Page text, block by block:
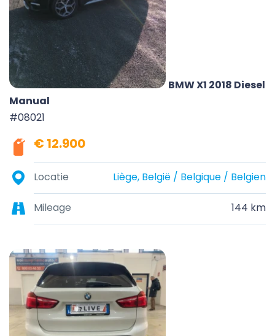
BMW X1 2018 Diesel
Manual
#08021
€ 12.900
Locatie Liège, België / Belgique / Belgien
Mileage 144 km